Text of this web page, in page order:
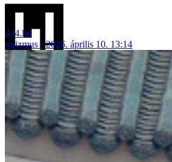
444.hu
turizmus
2026. április 10. 13:14